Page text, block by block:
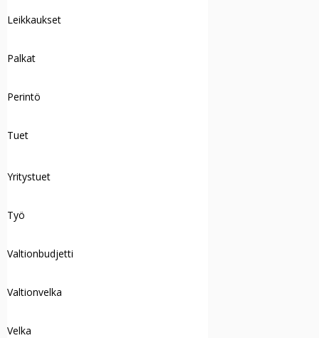
Leikkaukset
Palkat
Perintö
Tuet
Yritystuet
Työ
Valtionbudjetti
Valtionvelka
Velka